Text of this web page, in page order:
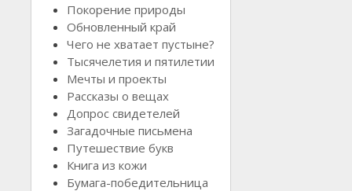
Покорение природы
Обновленный край
Чего не хватает пустыне?
Тысячелетия и пятилетии
Мечты и проекты
Рассказы о вещах
Допрос свидетелей
Загадочные письмена
Путешествие букв
Книга из кожи
Бумага-победительница